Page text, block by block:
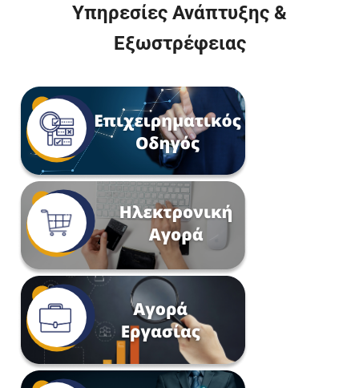
Υπηρεσίες Ανάπτυξης &
Εξωστρέφειας